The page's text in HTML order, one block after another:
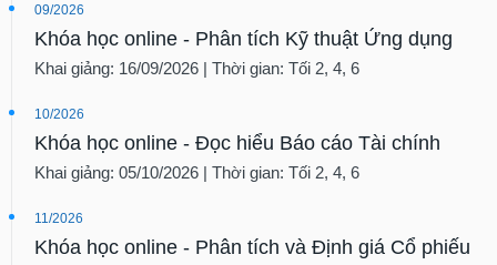
09/2026
Khóa học online - Phân tích Kỹ thuật Ứng dụng
Khai giảng: 16/09/2026 | Thời gian: Tối 2, 4, 6
10/2026
Khóa học online - Đọc hiểu Báo cáo Tài chính
Khai giảng: 05/10/2026 | Thời gian: Tối 2, 4, 6
11/2026
Khóa học online - Phân tích và Định giá Cổ phiếu